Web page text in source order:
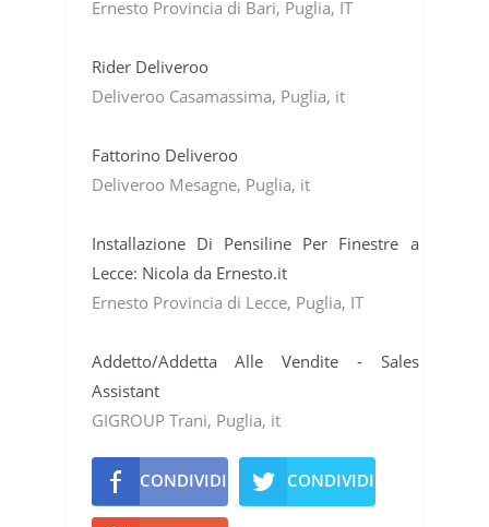
Ernesto Provincia di Bari, Puglia, IT
Rider Deliveroo
Deliveroo Casamassima, Puglia, it
Fattorino Deliveroo
Deliveroo Mesagne, Puglia, it
Installazione Di Pensiline Per Finestre a
Lecce: Nicola da Ernesto.it
Ernesto Provincia di Lecce, Puglia, IT
Addetto/Addetta Alle Vendite - Sales
Assistant
GIGROUP Trani, Puglia, it
CONDIVIDI CONDIVIDI